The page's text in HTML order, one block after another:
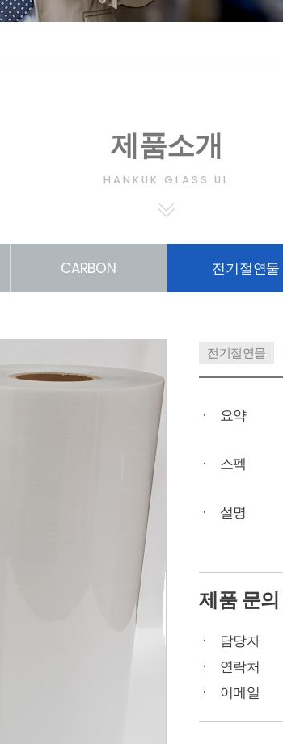
제품소개
HANKUK GLASS UL
CARBON 전기절연물
전기절연물
요약
스펙
설명
제품 문의
담당자
연락처
이메일